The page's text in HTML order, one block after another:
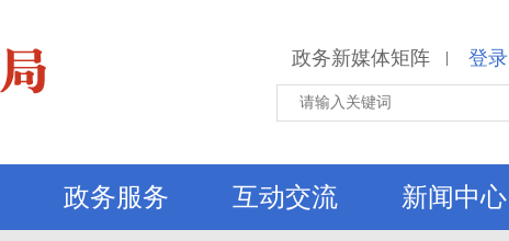
政务新媒体矩阵 | 登录
政务服务 互动交流 新闻中心